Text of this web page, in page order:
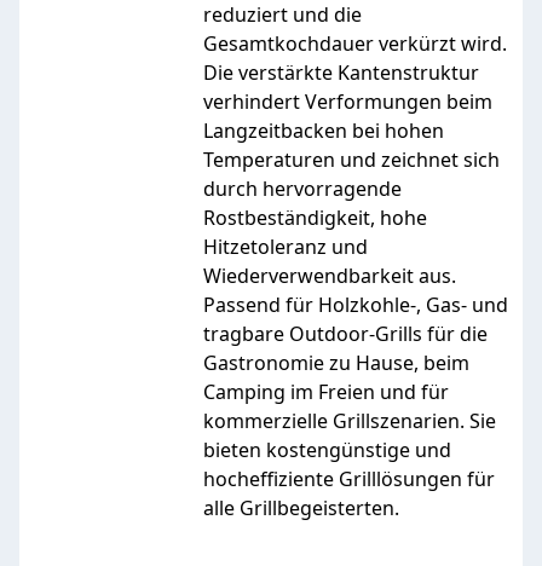
reduziert und die
Gesamtkochdauer verkürzt wird.
Die verstärkte Kantenstruktur
verhindert Verformungen beim
Langzeitbacken bei hohen
Temperaturen und zeichnet sich
durch hervorragende
Rostbeständigkeit, hohe
Hitzetoleranz und
Wiederverwendbarkeit aus.
Passend für Holzkohle-, Gas- und
tragbare Outdoor-Grills für die
Gastronomie zu Hause, beim
Camping im Freien und für
kommerzielle Grillszenarien. Sie
bieten kostengünstige und
hocheffiziente Grilllösungen für
alle Grillbegeisterten.